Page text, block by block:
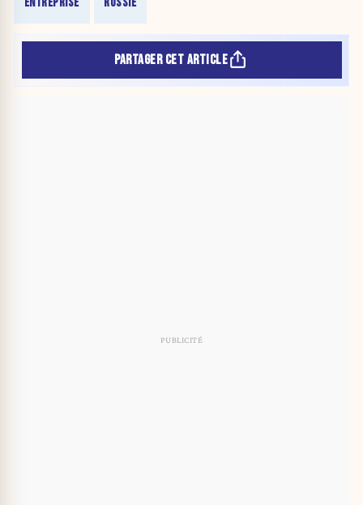
PARTAGER CET ARTICLE